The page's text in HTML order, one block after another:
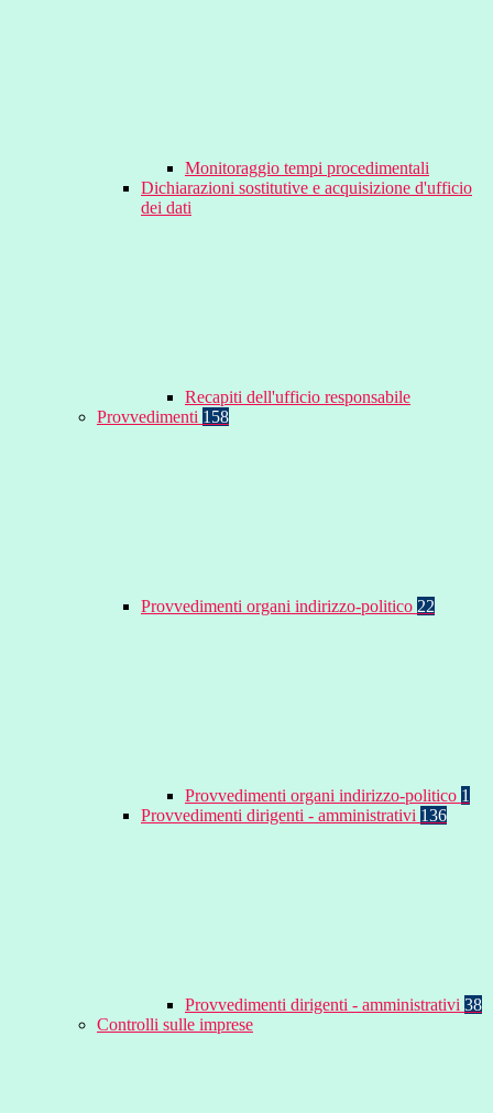
Monitoraggio tempi procedimentali
Dichiarazioni sostitutive e acquisizione d'ufficio
dei dati
Recapiti dell'ufficio responsabile
Provvedimenti 158
Provvedimenti organi indirizzo-politico 22
Provvedimenti organi indirizzo-politico 1
Provvedimenti dirigenti - amministrativi 136
Provvedimenti dirigenti - amministrativi 38
Controlli sulle imprese